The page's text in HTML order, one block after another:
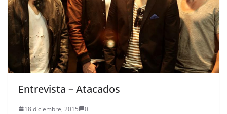
Entrevista – Atacados
18 diciembre, 2015 0